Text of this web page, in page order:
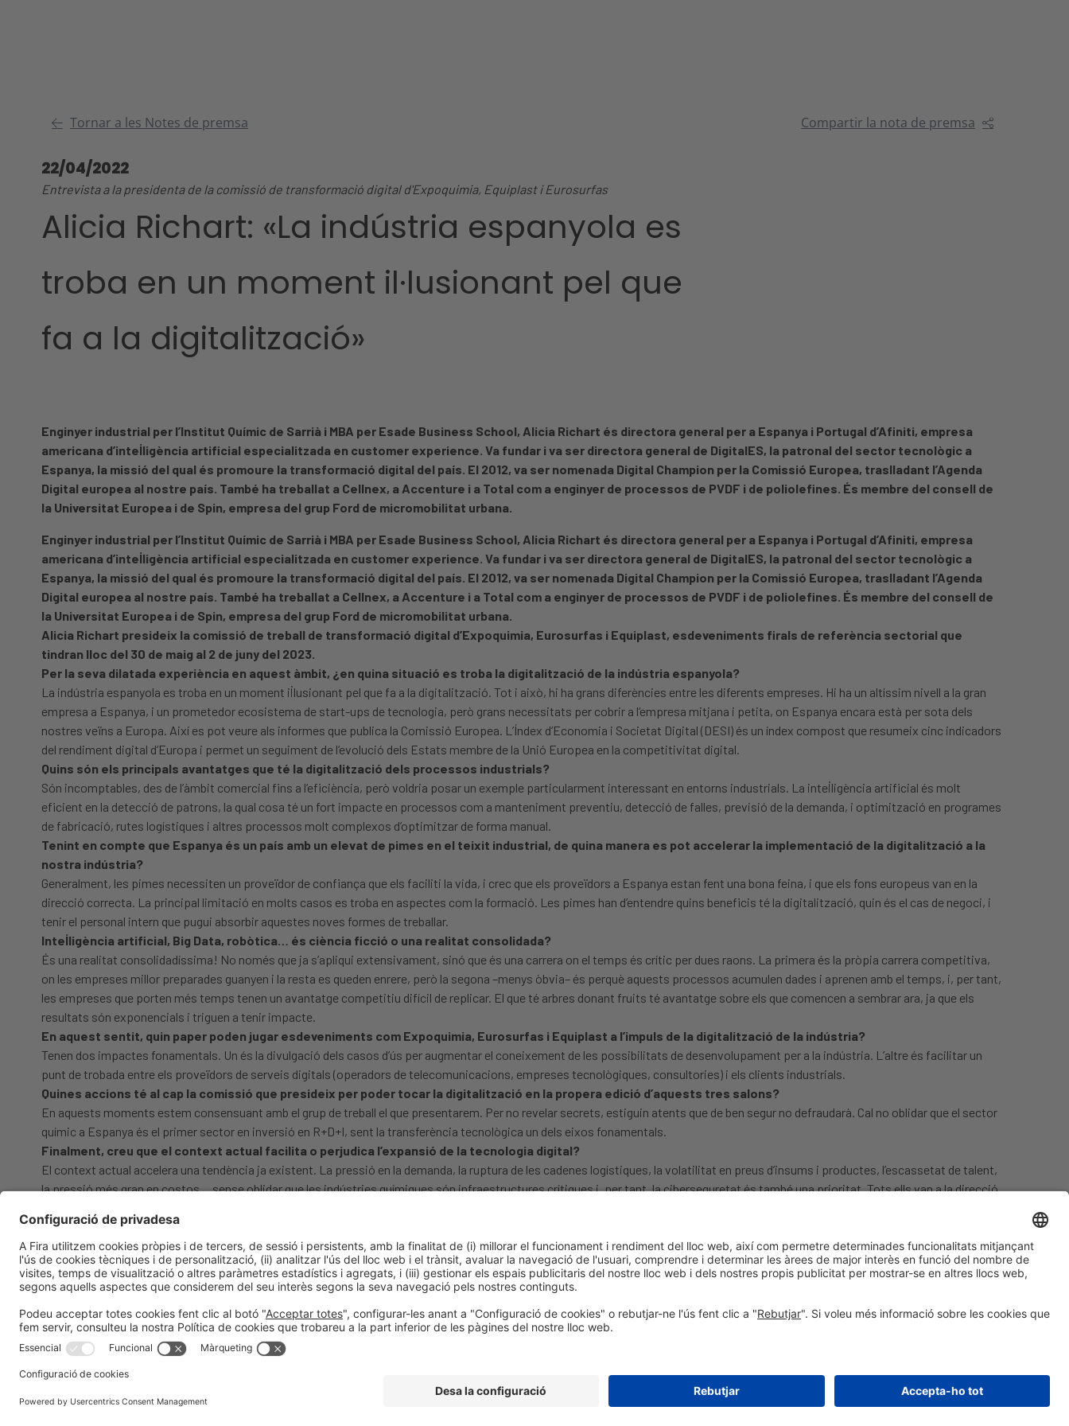
Tornar a les Notes de premsa Compartir la nota de premsa
22/04/2022
Entrevista a la presidenta de la comissió de transformació digital d'Expoquimia, Equiplast i Eurosurfas
Alicia Richart: «La indústria espanyola es
troba en un moment il·lusionant pel que
fa a la digitalització»
Enginyer industrial per l’Institut Químic de Sarrià i MBA per Esade Business School, Alicia Richart és directora general per a Espanya i Portugal d’Afiniti, empresa
americana d’intel·ligència artificial especialitzada en customer experience. Va fundar i va ser directora general de DigitalES, la patronal del sector tecnològic a
Espanya, la missió del qual és promoure la transformació digital del país. El 2012, va ser nomenada Digital Champion per la Comissió Europea, traslladant l’Agenda
Digital europea al nostre país. També ha treballat a Cellnex, a Accenture i a Total com a enginyer de processos de PVDF i de poliolefines. És membre del consell de
la Universitat Europea i de Spin, empresa del grup Ford de micromobilitat urbana.
Enginyer industrial per l’Institut Químic de Sarrià i MBA per Esade Business School, Alicia Richart és directora general per a Espanya i Portugal d’Afiniti, empresa
americana d’intel·ligència artificial especialitzada en customer experience. Va fundar i va ser directora general de DigitalES, la patronal del sector tecnològic a
Espanya, la missió del qual és promoure la transformació digital del país. El 2012, va ser nomenada Digital Champion per la Comissió Europea, traslladant l’Agenda
Digital europea al nostre país. També ha treballat a Cellnex, a Accenture i a Total com a enginyer de processos de PVDF i de poliolefines. És membre del consell de
la Universitat Europea i de Spin, empresa del grup Ford de micromobilitat urbana.
Alicia Richart presideix la comissió de treball de transformació digital d’Expoquimia, Eurosurfas i Equiplast, esdeveniments firals de referència sectorial que
tindran lloc del 30 de maig al 2 de juny del 2023.
Per la seva dilatada experiència en aquest àmbit, ¿en quina situació es troba la digitalització de la indústria espanyola?
La indústria espanyola es troba en un moment il·lusionant pel que fa a la digitalització. Tot i això, hi ha grans diferències entre les diferents empreses. Hi ha un altíssim nivell a la gran
empresa a Espanya, i un prometedor ecosistema de start-ups de tecnologia, però grans necessitats per cobrir a l’empresa mitjana i petita, on Espanya encara està per sota dels
nostres veïns a Europa. Així es pot veure als informes que publica la Comissió Europea. L’Índex d’Economia i Societat Digital (DESI) és un índex compost que resumeix cinc indicadors
del rendiment digital d’Europa i permet un seguiment de l’evolució dels Estats membre de la Unió Europea en la competitivitat digital.
Quins són els principals avantatges que té la digitalització dels processos industrials?
Són incomptables, des de l’àmbit comercial fins a l’eficiència, però voldria posar un exemple particularment interessant en entorns industrials. La intel·ligència artificial és molt
eficient en la detecció de patrons, la qual cosa té un fort impacte en processos com a manteniment preventiu, detecció de falles, previsió de la demanda, i optimització en programes
de fabricació, rutes logístiques i altres processos molt complexos d’optimitzar de forma manual.
Tenint en compte que Espanya és un país amb un elevat de pimes en el teixit industrial, de quina manera es pot accelerar la implementació de la digitalització a la
nostra indústria?
Generalment, les pimes necessiten un proveïdor de confiança que els faciliti la vida, i crec que els proveïdors a Espanya estan fent una bona feina, i que els fons europeus van en la
direcció correcta. La principal limitació en molts casos es troba en aspectes com la formació. Les pimes han d’entendre quins beneficis té la digitalització, quin és el cas de negoci, i
tenir el personal intern que pugui absorbir aquestes noves formes de treballar.
Intel·ligència artificial, Big Data, robòtica… és ciència ficció o una realitat consolidada?
És una realitat consolidadíssima! No només que ja s’apliqui extensivament, sinó que és una carrera on el temps és crític per dues raons. La primera és la pròpia carrera competitiva,
on les empreses millor preparades guanyen i la resta es queden enrere, però la segona –menys òbvia– és perquè aquests processos acumulen dades i aprenen amb el temps, i, per tant,
les empreses que porten més temps tenen un avantatge competitiu difícil de replicar. El que té arbres donant fruits té avantatge sobre els que comencen a sembrar ara, ja que els
resultats són exponencials i triguen a tenir impacte.
En aquest sentit, quin paper poden jugar esdeveniments com Expoquimia, Eurosurfas i Equiplast a l’impuls de la digitalització de la indústria?
Tenen dos impactes fonamentals. Un és la divulgació dels casos d’ús per augmentar el coneixement de les possibilitats de desenvolupament per a la indústria. L’altre és facilitar un
punt de trobada entre els proveïdors de serveis digitals (operadors de telecomunicacions, empreses tecnològiques, consultories) i els clients industrials.
Quines accions té al cap la comissió que presideix per poder tocar la digitalització en la propera edició d’aquests tres salons?
En aquests moments estem consensuant amb el grup de treball el que presentarem. Per no revelar secrets, estiguin atents que de ben segur no defraudarà. Cal no oblidar que el sector
químic a Espanya és el primer sector en inversió en R+D+I, sent la transferència tecnològica un dels eixos fonamentals.
Finalment, creu que el context actual facilita o perjudica l’expansió de la tecnologia digital?
El context actual accelera una tendència ja existent. La pressió en la demanda, la ruptura de les cadenes logístiques, la volatilitat en preus d’insums i productes, l’escassetat de talent,
la pressió més gran en costos… sense oblidar que les indústries químiques són infraestructures crítiques i, per tant, la ciberseguretat és també una prioritat. Tots ells van a la direcció
Barcelona, abril de 2022
Edu Pérez Moya
93 233 21 66
eperezm@firabarcelona.com
© 2026 Fira de Barcelona